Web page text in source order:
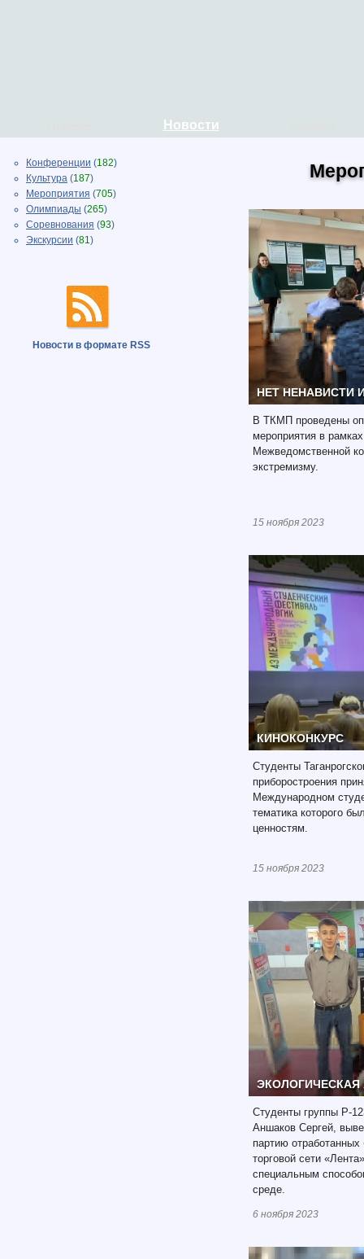
Новости
Конференции (182)
Культура (187)
Мероприятия (705)
Олимпиады (265)
Соревнования (93)
Экскурсии (81)
Новости в формате RSS
НЕТ НЕНАВИСТИ
В ТКМП проведены
мероприятия в
Межведомственной
экстремизму.
15 ноября 2023
КИНОКОНКУРС
Студенты
приборостроения
Международном
тематика которого
ценностям.
15 ноября 2023
ЭКОЛОГИЧЕСКАЯ
Студенты группы Р-
Аншаков Сергей,
партию отработанных
торговой сети
специальным
среде.
6 ноября 2023